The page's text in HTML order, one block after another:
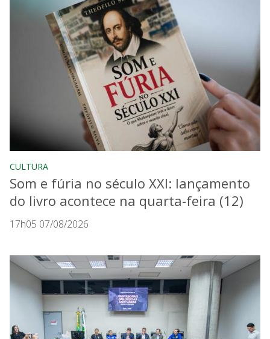
CULTURA
Som e fúria no século XXI: lançamento
do livro acontece na quarta-feira (12)
17h05 07/08/2026